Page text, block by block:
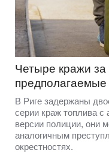
Четыре кражи
В Риге задержаны
серии краж топлива с
версии полиции, они
аналогичным
окрестностях.